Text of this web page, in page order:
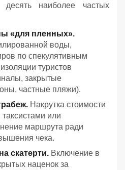
десять наиболее частых
«для пленных».
воды,
по спекулятивным
туристов
закрытые
частные пляжи).
Накрутка стоимости
или
маршрута ради
чека.
скатерти. Включение в
наценок за